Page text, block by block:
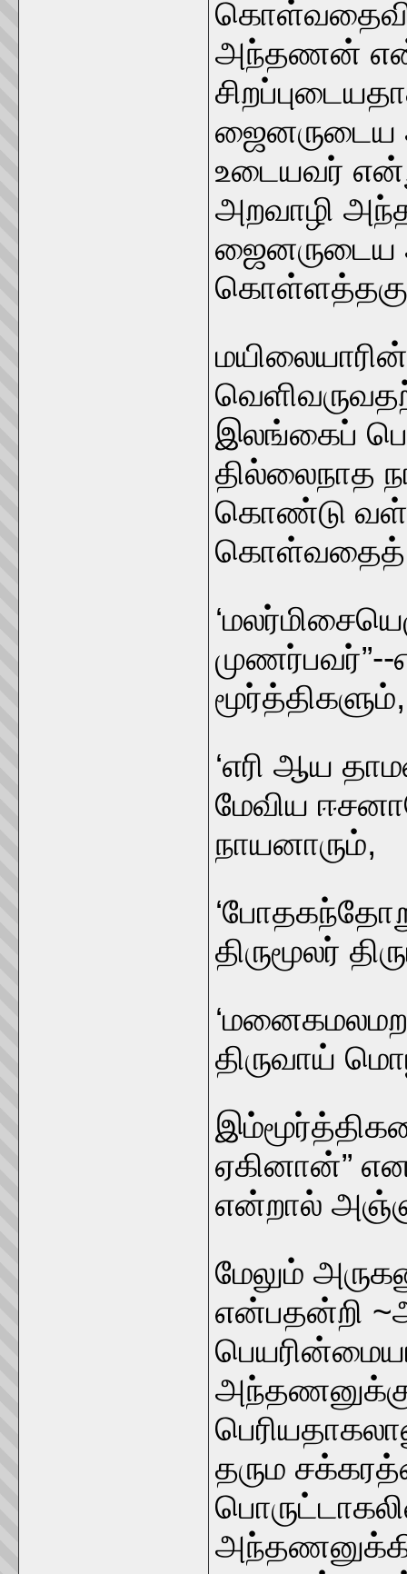
அந்தணன்
ஜைனருடைய
உடையவர்
அறவாழி
ஜைனருடைய
இலங்கைப்
தில்லைநாத
கொண்டு
கொள்வதைத்
முணர்பவர்”--
மூர்த்திகளும்,
‘எரி ஆய
மேவிய
நாயனாரும்,
திருமூலர்
‘மனைகமலமற
திருவாய்
ஏகினான்”
என்றால்
மேலும்
என்பதன்றி
தரும